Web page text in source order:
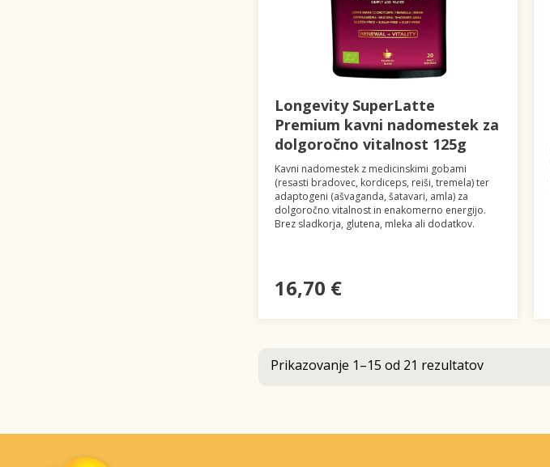
Longevity SuperLatte
Premium kavni nadomestek za
dolgoročno vitalnost 125g
Kavni nadomestek z medicinskimi gobami
(resasti bradovec, kordiceps, reiši, tremela) ter
adaptogeni (ašvaganda, šatavari, amla) za
dolgoročno vitalnost in enakomerno energijo.
Brez sladkorja, glutena, mleka ali dodatkov.
16,70 €
Prikazovanje 1–15 od 21 rezultatov